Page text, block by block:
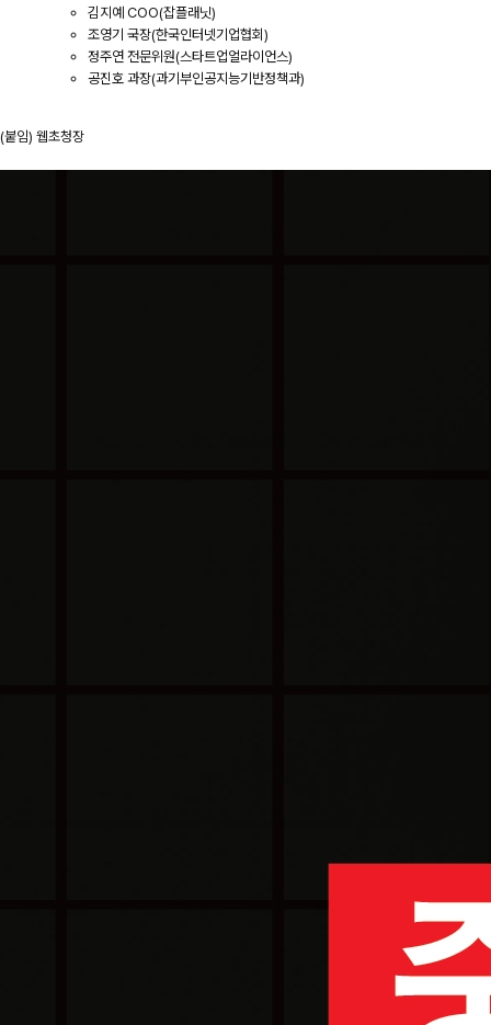
김지예 COO(잡플래닛)
조영기 국장(한국인터넷기업협회)
정주연 전문위원(스타트업얼라이언스)
공진호 과장(과기부인공지능기반정책과)
(붙임) 웹초청장